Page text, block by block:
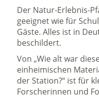
Der Natur-Erlebnis-
geeignet wie für
Gäste. Alles ist in
beschildert.
Von „Wie alt war
einheimischen
der Station?“ ist für
Forscherinnen und